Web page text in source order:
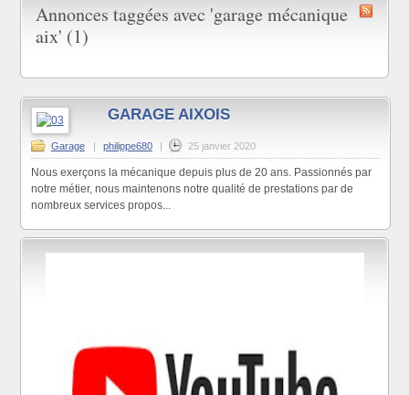
Annonces taggées avec 'garage mécanique
aix' (1)
GARAGE AIXOIS
Garage philippe680 25 janvier 2020
Nous exerçons la mécanique depuis plus de 20 ans. Passionnés par
notre métier, nous maintenons notre qualité de prestations par de
nombreux services propos...